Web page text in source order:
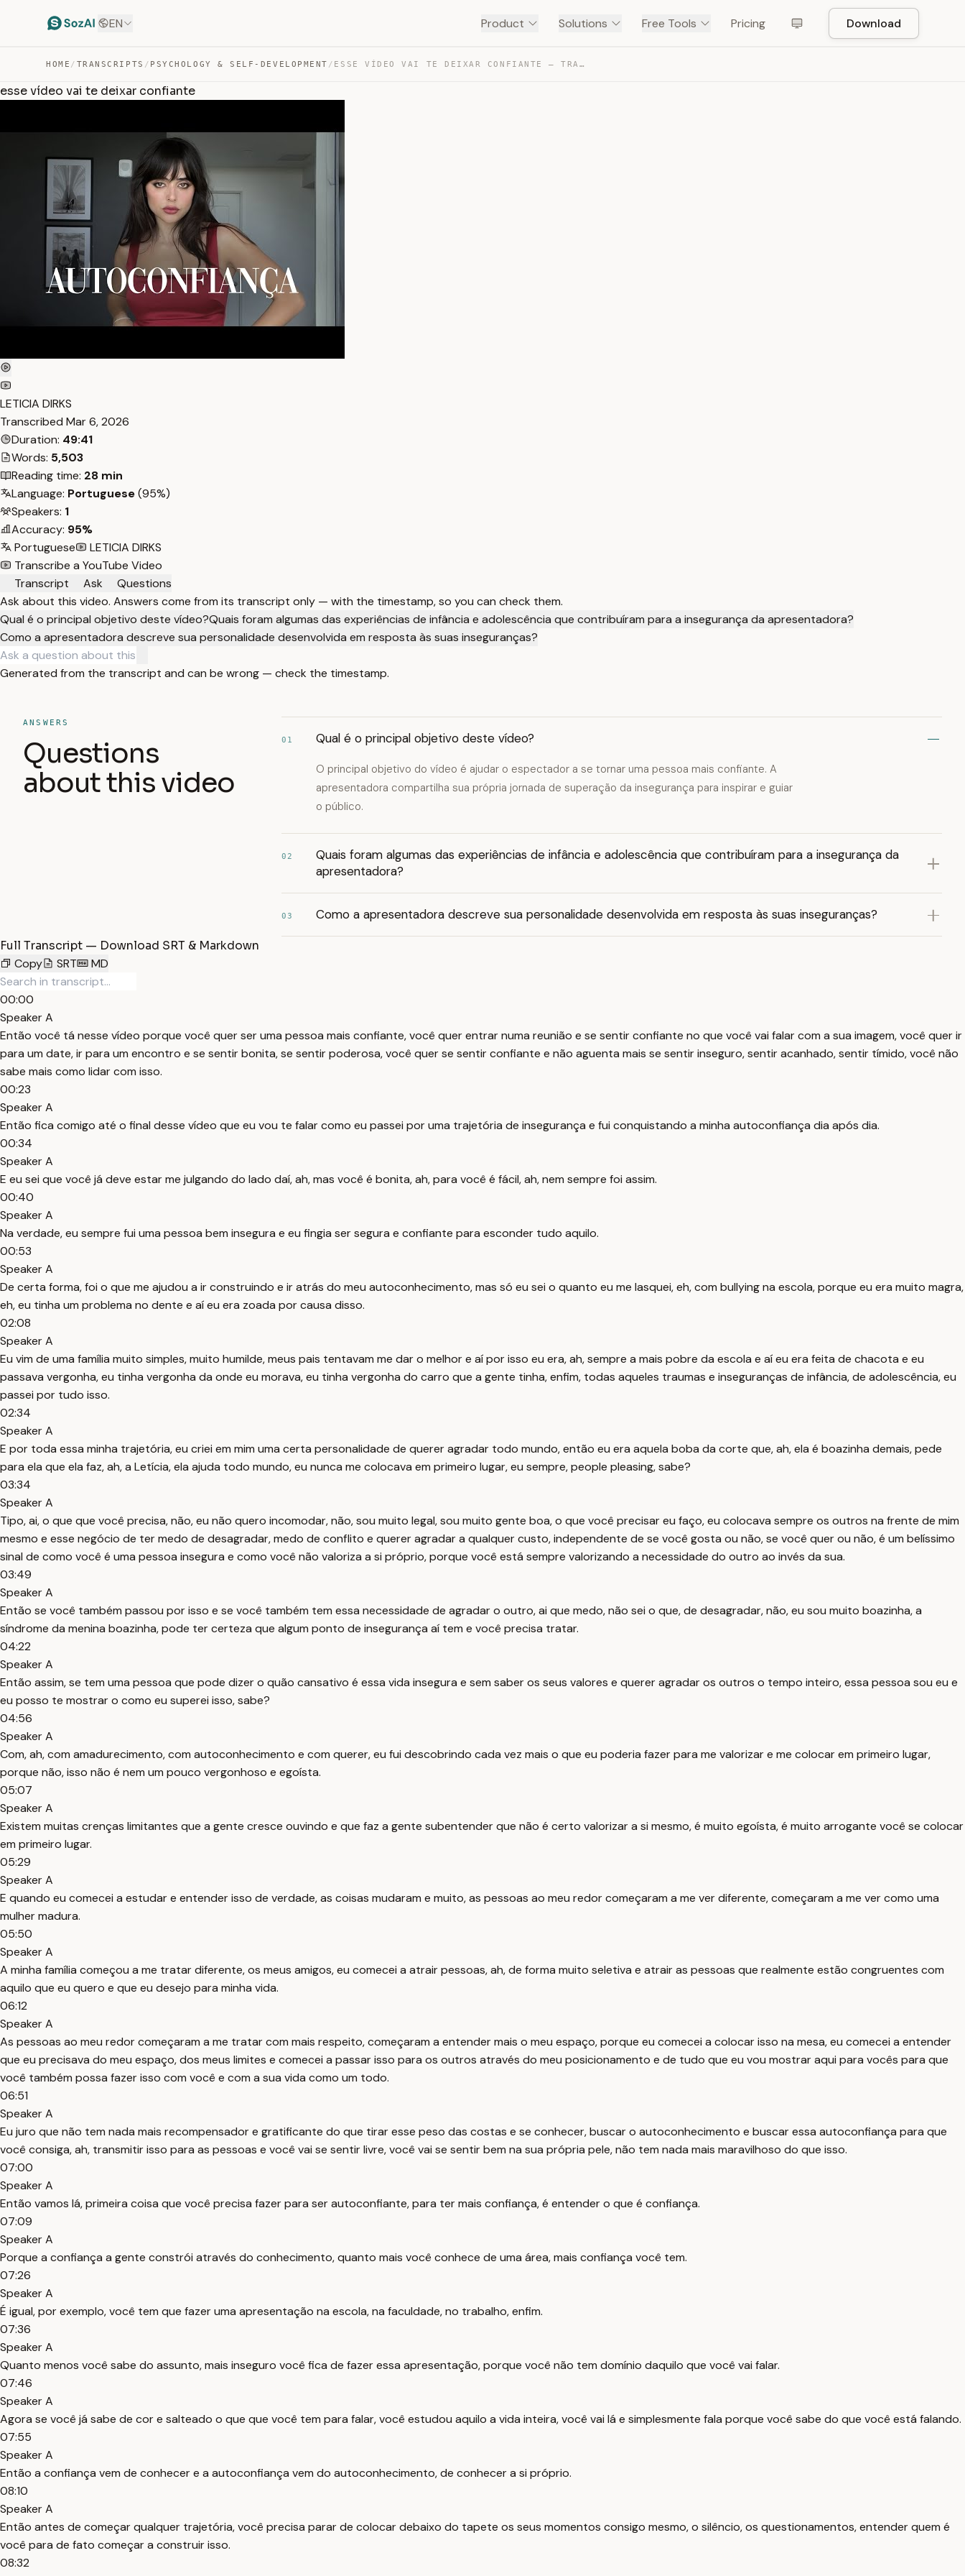
EN Product Solutions Free Tools Pricing Download
HOME / TRANSCRIPTS / PSYCHOLOGY & SELF-DEVELOPMENT / ESSE VÍDEO VAI TE DEIXAR CONFIANTE — TRANSCRIPT
esse vídeo vai te deixar confiante
LETICIA DIRKS
Transcribed Mar 6, 2026
Duration: 49:41
Words: 5,503
Reading time: 28 min
Language: Portuguese(95%)
Speakers: 1
Accuracy: 95%
Portuguese
LETICIA DIRKS
Transcribe a YouTube Video
Transcript
Ask
Questions
Ask about this video. Answers come from its transcript only — with the timestamp, so you can check them.
Qual é o principal objetivo deste vídeo?Quais foram algumas das experiências de infância e adolescência que contribuíram para a insegurança da apresentadora?
Como a apresentadora descreve sua personalidade desenvolvida em resposta às suas inseguranças?
Generated from the transcript and can be wrong — check the timestamp.
ANSWERS
Questions
about this video
01 Qual é o principal objetivo deste vídeo?
O principal objetivo do vídeo é ajudar o espectador a se tornar uma pessoa mais confiante. A
apresentadora compartilha sua própria jornada de superação da insegurança para inspirar e guiar
o público.
02
Quais foram algumas das experiências de infância e adolescência que contribuíram para a insegurança da
apresentadora?
03 Como a apresentadora descreve sua personalidade desenvolvida em resposta às suas inseguranças?
Full Transcript — Download SRT & Markdown
Copy
SRT MD
00:00
Speaker A
Então você tá nesse vídeo porque você quer ser uma pessoa mais confiante, você quer entrar numa reunião e se sentir confiante no que você vai falar com a sua imagem, você quer ir
para um date, ir para um encontro e se sentir bonita, se sentir poderosa, você quer se sentir confiante e não aguenta mais se sentir inseguro, sentir acanhado, sentir tímido, você não
sabe mais como lidar com isso.
00:23
Speaker A
Então fica comigo até o final desse vídeo que eu vou te falar como eu passei por uma trajetória de insegurança e fui conquistando a minha autoconfiança dia após dia.
00:34
Speaker A
E eu sei que você já deve estar me julgando do lado daí, ah, mas você é bonita, ah, para você é fácil, ah, nem sempre foi assim.
00:40
Speaker A
Na verdade, eu sempre fui uma pessoa bem insegura e eu fingia ser segura e confiante para esconder tudo aquilo.
00:53
Speaker A
De certa forma, foi o que me ajudou a ir construindo e ir atrás do meu autoconhecimento, mas só eu sei o quanto eu me lasquei, eh, com bullying na escola, porque eu era muito magra,
eh, eu tinha um problema no dente e aí eu era zoada por causa disso.
02:08
Speaker A
Eu vim de uma família muito simples, muito humilde, meus pais tentavam me dar o melhor e aí por isso eu era, ah, sempre a mais pobre da escola e aí eu era feita de chacota e eu
passava vergonha, eu tinha vergonha da onde eu morava, eu tinha vergonha do carro que a gente tinha, enfim, todas aqueles traumas e inseguranças de infância, de adolescência, eu
passei por tudo isso.
02:34
Speaker A
E por toda essa minha trajetória, eu criei em mim uma certa personalidade de querer agradar todo mundo, então eu era aquela boba da corte que, ah, ela é boazinha demais, pede
para ela que ela faz, ah, a Letícia, ela ajuda todo mundo, eu nunca me colocava em primeiro lugar, eu sempre, people pleasing, sabe?
03:34
Speaker A
Tipo, ai, o que que você precisa, não, eu não quero incomodar, não, sou muito legal, sou muito gente boa, o que você precisar eu faço, eu colocava sempre os outros na frente de mim
mesmo e esse negócio de ter medo de desagradar, medo de conflito e querer agradar a qualquer custo, independente de se você gosta ou não, se você quer ou não, é um belíssimo
sinal de como você é uma pessoa insegura e como você não valoriza a si próprio, porque você está sempre valorizando a necessidade do outro ao invés da sua.
03:49
Speaker A
Então se você também passou por isso e se você também tem essa necessidade de agradar o outro, ai que medo, não sei o que, de desagradar, não, eu sou muito boazinha, a
síndrome da menina boazinha, pode ter certeza que algum ponto de insegurança aí tem e você precisa tratar.
04:22
Speaker A
Então assim, se tem uma pessoa que pode dizer o quão cansativo é essa vida insegura e sem saber os seus valores e querer agradar os outros o tempo inteiro, essa pessoa sou eu e
eu posso te mostrar o como eu superei isso, sabe?
04:56
Speaker A
Com, ah, com amadurecimento, com autoconhecimento e com querer, eu fui descobrindo cada vez mais o que eu poderia fazer para me valorizar e me colocar em primeiro lugar,
porque não, isso não é nem um pouco vergonhoso e egoísta.
05:07
Speaker A
Existem muitas crenças limitantes que a gente cresce ouvindo e que faz a gente subentender que não é certo valorizar a si mesmo, é muito egoísta, é muito arrogante você se colocar
em primeiro lugar.
05:29
Speaker A
E quando eu comecei a estudar e entender isso de verdade, as coisas mudaram e muito, as pessoas ao meu redor começaram a me ver diferente, começaram a me ver como uma
mulher madura.
05:50
Speaker A
A minha família começou a me tratar diferente, os meus amigos, eu comecei a atrair pessoas, ah, de forma muito seletiva e atrair as pessoas que realmente estão congruentes com
aquilo que eu quero e que eu desejo para minha vida.
06:12
Speaker A
As pessoas ao meu redor começaram a me tratar com mais respeito, começaram a entender mais o meu espaço, porque eu comecei a colocar isso na mesa, eu comecei a entender
que eu precisava do meu espaço, dos meus limites e comecei a passar isso para os outros através do meu posicionamento e de tudo que eu vou mostrar aqui para vocês para que
você também possa fazer isso com você e com a sua vida como um todo.
06:51
Speaker A
Eu juro que não tem nada mais recompensador e gratificante do que tirar esse peso das costas e se conhecer, buscar o autoconhecimento e buscar essa autoconfiança para que
você consiga, ah, transmitir isso para as pessoas e você vai se sentir livre, você vai se sentir bem na sua própria pele, não tem nada mais maravilhoso do que isso.
07:00
Speaker A
Então vamos lá, primeira coisa que você precisa fazer para ser autoconfiante, para ter mais confiança, é entender o que é confiança.
07:09
Speaker A
Porque a confiança a gente constrói através do conhecimento, quanto mais você conhece de uma área, mais confiança você tem.
07:26
Speaker A
É igual, por exemplo, você tem que fazer uma apresentação na escola, na faculdade, no trabalho, enfim.
07:36
Speaker A
Quanto menos você sabe do assunto, mais inseguro você fica de fazer essa apresentação, porque você não tem domínio daquilo que você vai falar.
07:46
Speaker A
Agora se você já sabe de cor e salteado o que que você tem para falar, você estudou aquilo a vida inteira, você vai lá e simplesmente fala porque você sabe do que você está falando.
07:55
Speaker A
Então a confiança vem de conhecer e a autoconfiança vem do autoconhecimento, de conhecer a si próprio.
08:10
Speaker A
Então antes de começar qualquer trajetória, você precisa parar de colocar debaixo do tapete os seus momentos consigo mesmo, o silêncio, os questionamentos, entender quem é
você para de fato começar a construir isso.
08:32